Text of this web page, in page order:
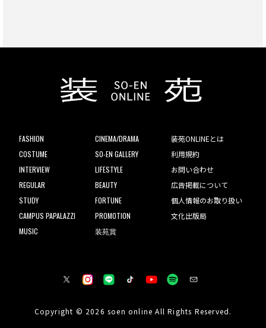
FASHION
COSTUME
INTERVIEW
REGULAR
STUDY
CAMPUS PAPALAZZI
MUSIC
CINEMA/DRAMA
SO-EN GALLERY
LIFESTYLE
BEAUTY
FORTUNE
PROMOTION
装苑賞
装苑ONLINEとは
利用規約
お問い合わせ
広告掲載について
個人情報のお取り扱い
文化出版局
Copyright © 2026 soen online All Rights Reserved.